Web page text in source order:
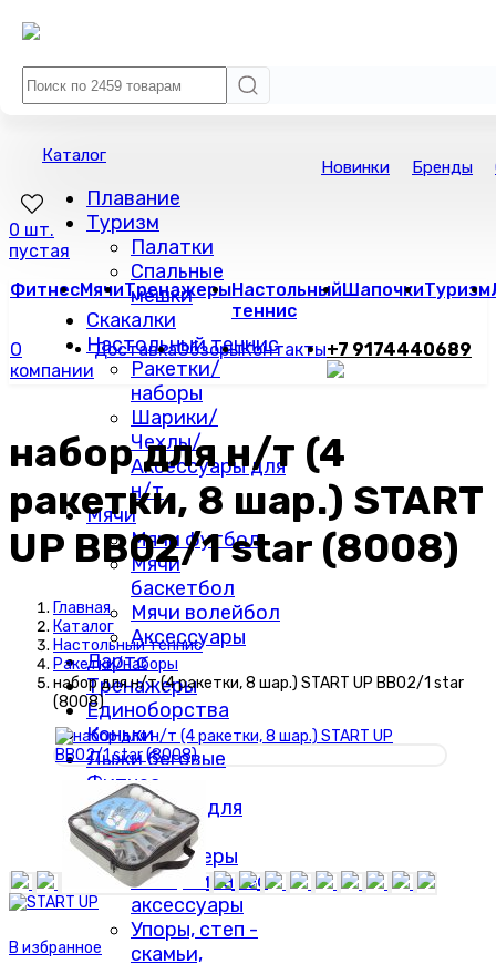
Каталог
Плавание
Туризм
Палатки
Спальные
мешки
Скакалки
Настольный теннис
Ракетки/
наборы
Шарики/
Чехлы/
Аксессуары для
н/т
Мячи
Мячи футбол
Мячи
баскетбол
Мячи волейбол
Аксессуары
Дартс
Тренажеры
Единоборства
Коньки
Лыжи беговые
Фитнес
Валики для
МФР
Эспандеры
Йоги, пилатес
аксессуары
Упоры, степ -
скамьи,
Новинки Бренды
0 шт.
пустая
ФитнесМячиТренажерыНастольный
теннис
ШапочкиТуризм
О
компании
ДоставкаОбзорыКонтакты+7 9174440689
набор для н/т (4
ракетки, 8 шар.) START
UP BB02/1 star (8008)
Главная
Каталог
Настольный теннис
Ракетки/наборы
набор для н/т (4 ракетки, 8 шар.) START UP BB02/1 star
(8008)
В избранное